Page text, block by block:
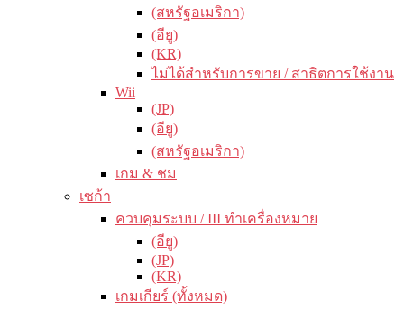
(สหรัฐอเมริกา)
(อียู)
(KR)
ไม่ได้สำหรับการขาย / สาธิตการใช้งาน
Wii
(JP)
(อียู)
(สหรัฐอเมริกา)
เกม & ชม
เซก้า
ควบคุมระบบ / III ทำเครื่องหมาย
(อียู)
(JP)
(KR)
เกมเกียร์ (ทั้งหมด)